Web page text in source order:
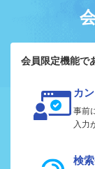
会員限定機能で
カ
事前
入力
検